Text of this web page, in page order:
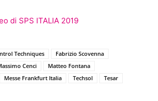
di SPS ITALIA 2019
Techniques
Fabrizio Scovenna
Cenci
Matteo Fontana
Messe Frankfurt Italia Techsol Tesar